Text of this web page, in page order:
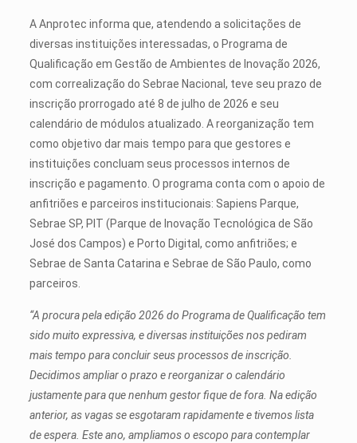
A Anprotec informa que, atendendo a solicitações de
diversas instituições interessadas, o Programa de
Qualificação em Gestão de Ambientes de Inovação 2026,
com correalização do Sebrae Nacional, teve seu prazo de
inscrição prorrogado até 8 de julho de 2026 e seu
calendário de módulos atualizado. A reorganização tem
como objetivo dar mais tempo para que gestores e
instituições concluam seus processos internos de
inscrição e pagamento. O programa conta com o apoio de
anfitriões e parceiros institucionais: Sapiens Parque,
Sebrae SP, PIT (Parque de Inovação Tecnológica de São
José dos Campos) e Porto Digital, como anfitriões; e
Sebrae de Santa Catarina e Sebrae de São Paulo, como
parceiros.
“A procura pela edição 2026 do Programa de Qualificação tem
sido muito expressiva, e diversas instituições nos pediram
mais tempo para concluir seus processos de inscrição.
Decidimos ampliar o prazo e reorganizar o calendário
justamente para que nenhum gestor fique de fora. Na edição
anterior, as vagas se esgotaram rapidamente e tivemos lista
de espera. Este ano, ampliamos o escopo para contemplar